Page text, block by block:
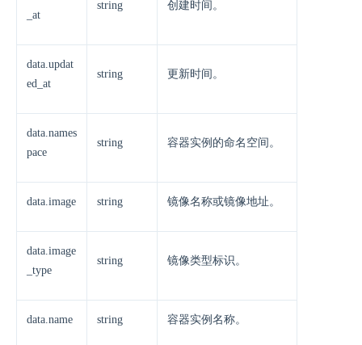
_at
string 创建时间。
data.updat
ed_at
string 更新时间。
data.names
pace
string 容器实例的命名空间。
data.image string 镜像名称或镜像地址。
data.image
_type
string 镜像类型标识。
data.name string 容器实例名称。